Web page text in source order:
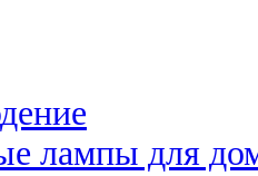
лампы для